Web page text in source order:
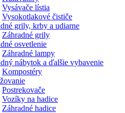
Vysávače lístia
Vysokotlakové čističe
grily, krby a udiarne
Záhradné grily
osvetlenie
Záhradné lampy
nábytok a ďalšie vybavenie
Kompostéry
Postrekovače
Vozíky na hadice
Záhradné hadice